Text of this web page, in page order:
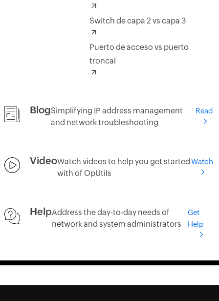
Switch de capa 2 vs capa 3
Puerto de acceso vs puerto
troncal
BlogSimplifying IP address management
and network troubleshooting
Read
VideoWatch videos to help you get started
with of OpUtils
Watch
HelpAddress the day-to-day needs of
network and system administrators
Get
Help